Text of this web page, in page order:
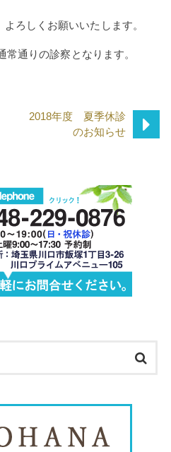
ろしくお願いいたします。
常通りの診察となります。
2018年度 夏季休診
のお知らせ